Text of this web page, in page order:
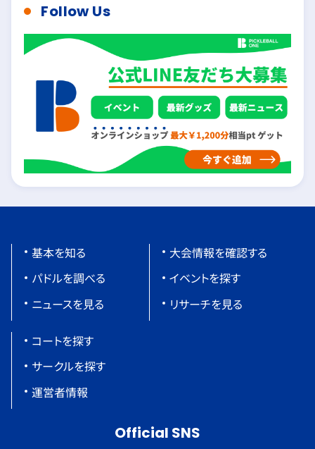
Follow Us
基本を知る
パドルを調べる
ニュースを見る
大会情報を確認する
イベントを探す
リサーチを見る
コートを探す
サークルを探す
運営者情報
Official SNS